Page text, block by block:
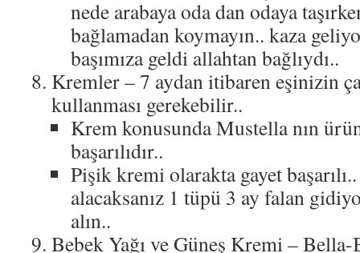
nede arabaya oda dan odaya
bağlamadan koymayın.. kaza
başımıza geldi allahtan bağlıydı..
Kremler – 7 aydan itibaren eşinizin
kullanması gerekebilir..
Krem konusunda Mustella nın
başarılıdır..
Pişik kremi olarakta gayet
alacaksanız 1 tüpü 3 ay falan
alın..
Bebek Yağı ve Güneş Kremi – Bella-